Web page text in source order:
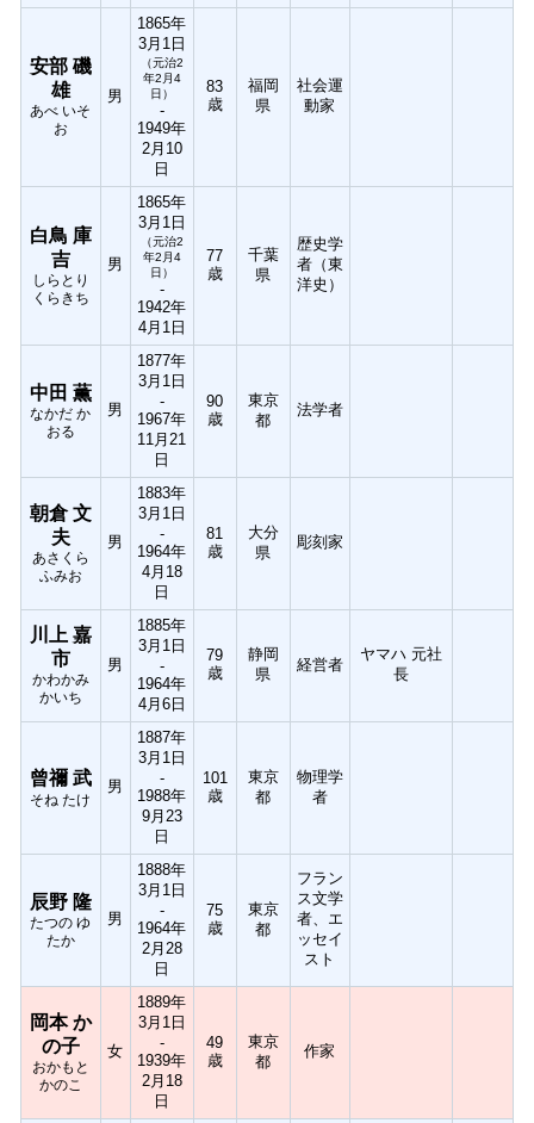
安部 磯
雄
あべ いそ
お
男
1865年
3月1日
（元治2
年2月4
日）
-
1949年
2月10
日
83
歳
福岡
県
社会運
動家
白鳥 庫
吉
しらとり
くらきち
男
1865年
3月1日
（元治2
年2月4
日）
-
1942年
4月1日
77
歳
千葉
県
歴史学
者（東
洋史）
中田 薫
なかだ か
おる
男
1877年
3月1日
-
1967年
11月21
日
90
歳
東京
都
法学者
朝倉 文
夫
あさくら
ふみお
男
1883年
3月1日
-
1964年
4月18
日
81
歳
大分
県
彫刻家
川上 嘉
市
かわかみ
かいち
男
1885年
3月1日
-
1964年
4月6日
79
歳
静岡
県
経営者
ヤマハ 元社
長
曾禰 武
そね たけ
男
1887年
3月1日
-
1988年
9月23
日
101
歳
東京
都
物理学
者
辰野 隆
たつの ゆ
たか
男
1888年
3月1日
-
1964年
2月28
日
75
歳
東京
都
フラン
ス文学
者、エ
ッセイ
スト
岡本 か
の子
おかもと
かのこ
女
1889年
3月1日
-
1939年
2月18
日
49
歳
東京
都
作家